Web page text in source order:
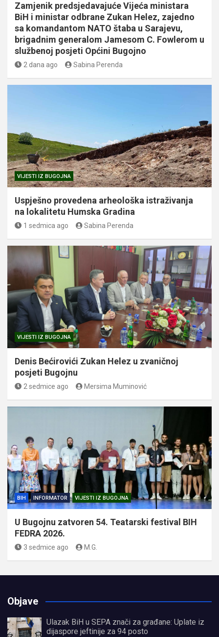
Zamjenik predsjedavajuće Vijeća ministara
BiH i ministar odbrane Zukan Helez, zajedno
sa komandantom NATO štaba u Sarajevu,
brigadnim generalom Jamesom C. Fowlerom u
službenoj posjeti Općini Bugojno
2 dana ago Sabina Perenda
VIJESTI IZ BUGOJNA
Uspješno provedena arheološka istraživanja
na lokalitetu Humska Gradina
1 sedmica ago Sabina Perenda
VIJESTI IZ BUGOJNA
Denis Bećirovići Zukan Helez u zvaničnoj
posjeti Bugojnu
2 sedmice ago Mersima Muminović
BIH INFORMATOR VIJESTI IZ BUGOJNA
U Bugojnu zatvoren 54. Teatarski festival BIH
FEDRA 2026.
3 sedmice ago M.G.
Objave
Ulazak BiH u SEPA znači za građane: Uplate iz
dijaspore jeftinije za 94 posto